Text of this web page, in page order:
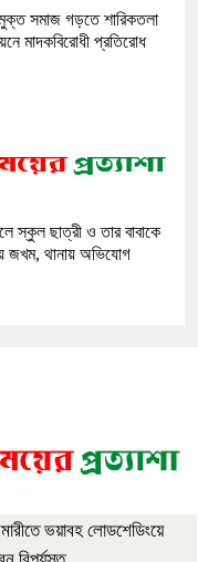
সমাজ গড়তে শারিকতলা
মাদকবিরোধী প্রতিরোধ
স্কুল ছাত্রী ও তার বাবাকে
জখম, থানায় অভিযোগ
ভয়াবহ লোডশেডিংয়ে